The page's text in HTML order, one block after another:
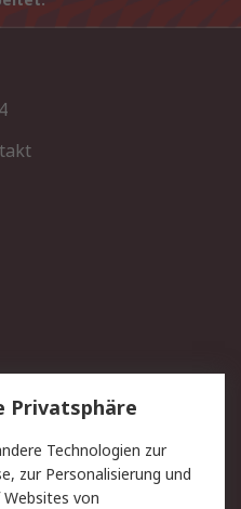
Lieferlösungen
Kontakt
Privatkunden
Privatsphäre
Technologien zur
zur Personalisierung und
von